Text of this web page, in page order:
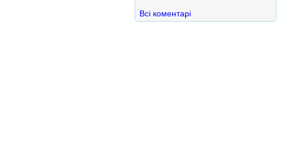
Всі коментарі